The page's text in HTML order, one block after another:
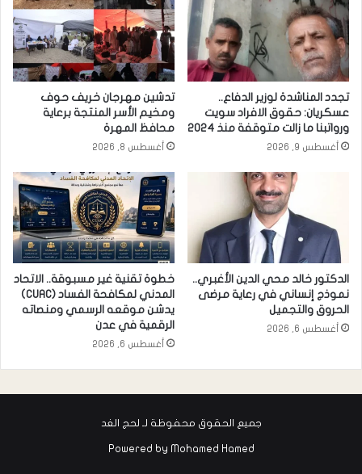
تجدد المناشدة لوزير الدفاع..
عسكريان: حقوق الافراد سويت
ورواتبنا ما زالت متوقفة منذ 2024
أغسطس 9, 2026
تدشين مهرجان خريف حوف
ومخيم الأسر المنتجة برعاية
محافظ المهرة
أغسطس 8, 2026
الدكتور خالد محي الدين الأغبري..
نموذج إنساني في رعاية مرضى
الحروق والتجميل
أغسطس 6, 2026
خطوة تقنية غير مسبوقة.. الاتحاد
المدني لمكافحة الفساد (CUAC)
يدشن موقعه الرسمي ومنصاته
الرقمية في عدن
أغسطس 6, 2026
جميع الحقوق محفوظة لـ لحج الغد
Powered by Mohamed Hamed